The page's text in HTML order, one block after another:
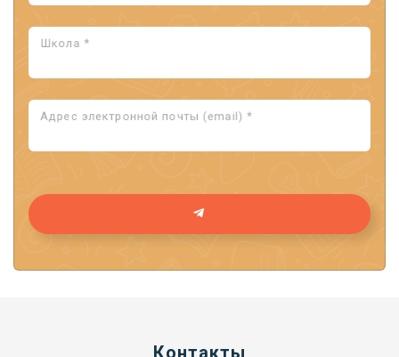
Школа *
Адрес электронной почты (email) *
Контакты